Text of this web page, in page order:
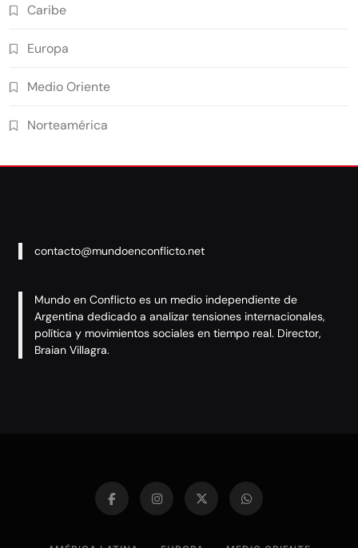
Caribe
Europa
Medio Oriente
Norteamérica
contacto@mundoenconflicto.net
Mundo en Conflicto es un medio independiente de
Argentina dedicado a analizar tensiones internacionales,
política y movimientos sociales en tiempo real. Director,
Braian Villagra.